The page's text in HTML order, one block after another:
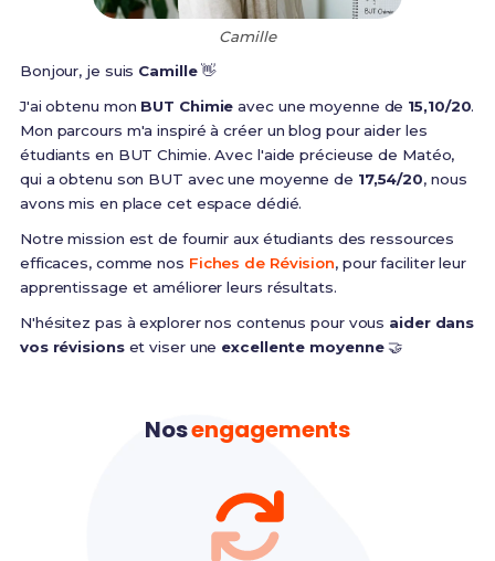
Camille
Bonjour, je suis Camille👋
J'ai obtenu mon BUT Chimie avec une moyenne de 15,10/20.
Mon parcours m'a inspiré à créer un blog pour aider les
étudiants en BUT Chimie. Avec l'aide précieuse de Matéo,
qui a obtenu son BUT avec une moyenne de 17,54/20, nous
avons mis en place cet espace dédié.
Notre mission est de fournir aux étudiants des ressources
efficaces, comme nos Fiches de Révision, pour faciliter leur
apprentissage et améliorer leurs résultats.
N'hésitez pas à explorer nos contenus pour vous aider dans
vos révisionset viser une excellente moyenne🤝
Nosengagements